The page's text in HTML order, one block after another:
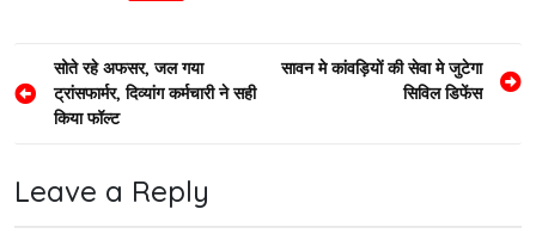
Post
navigation
सोते रहे अफसर, जल गया
ट्रांसफार्मर, दिव्यांग कर्मचारी ने सही
किया फॉल्ट
सावन मे कांवड़ियों की सेवा मे जुटेगा
सिविल डिफेंस
Leave a Reply